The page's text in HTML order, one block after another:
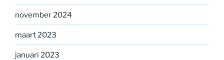
november 2024
maart 2023
januari 2023